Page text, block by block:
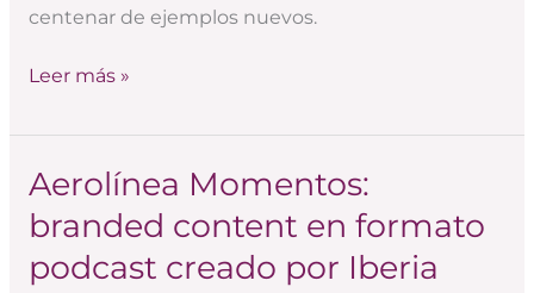
centenar de ejemplos nuevos.
Leer más »
Aerolínea Momentos:
branded content en formato
podcast creado por Iberia
Aerolínea
Momentos:
branded
content